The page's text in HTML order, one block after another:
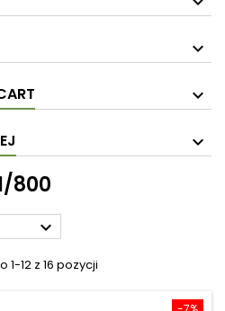
800

1-12 z 16 pozycji